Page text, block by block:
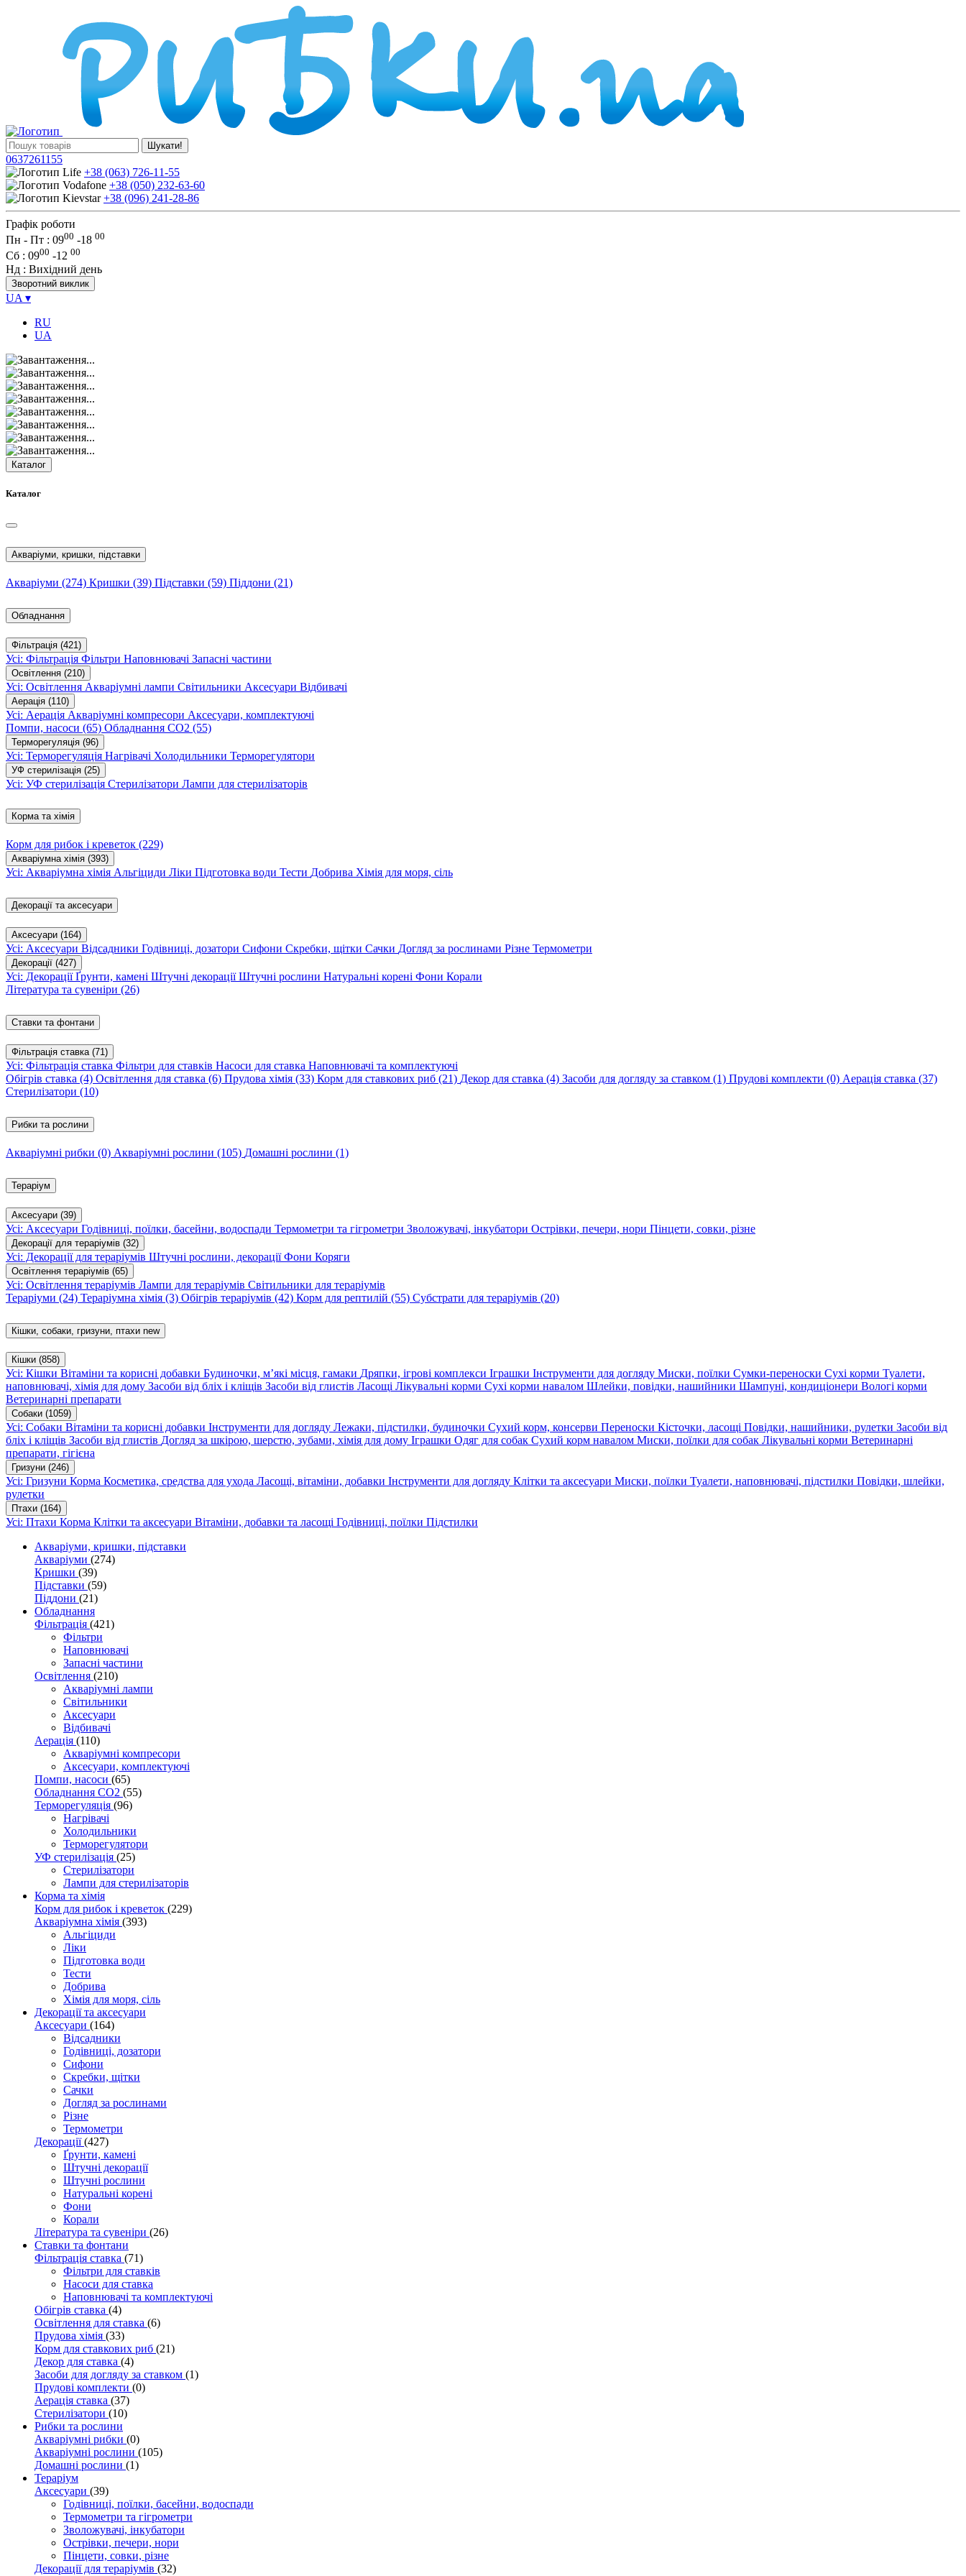
Шукати!
0637261155
+38 (063) 726-11-55
+38 (050) 232-63-60
+38 (096) 241-28-86
Графік роботи
Пн - Пт : 0900 -18 00
Сб : 0900 -12 00
Нд : Вихідний день
Зворотний виклик
UA ▾
RU
UA
Каталог
Каталог
Акваріуми, кришки, підставки
Акваріуми (274) Кришки (39) Підставки (59) Піддони (21)
Обладнання
Фільтрація (421)
Усі: Фільтрація Фільтри Наповнювачі Запасні частини
Освітлення (210)
Усі: Освітлення Акваріумні лампи Світильники Аксесуари Відбивачі
Аерація (110)
Усі: Аерація Акваріумні компресори Аксесуари, комплектуючі
Помпи, насоси (65) Обладнання CO2 (55)
Терморегуляція (96)
Усі: Терморегуляція Нагрівачі Холодильники Терморегулятори
УФ стерилізація (25)
Усі: УФ стерилізація Стерилізатори Лампи для стерилізаторів
Корма та хімія
Корм для рибок і креветок (229)
Акваріумна хімія (393)
Усі: Акваріумна хімія Альгіциди Ліки Підготовка води Тести Добрива Хімія для моря, сіль
Декорації та аксесуари
Аксесуари (164)
Усі: Аксесуари Відсадники Годівниці, дозатори Сифони Скребки, щітки Сачки Догляд за рослинами Різне Термометри
Декорації (427)
Усі: ДекораціїҐрунти, камені Штучні декораціїШтучні рослини Натуральні корені Фони Корали
Література та сувеніри (26)
Ставки та фонтани
Фільтрація ставка (71)
Усі: Фільтрація ставка Фільтри для ставків Насоси для ставка Наповнювачі та комплектуючі
Обігрів ставка (4) Освітлення для ставка (6) Прудова хімія (33) Корм для ставкових риб (21) Декор для ставка (4) Засоби для догляду за ставком (1) Прудові комплекти (0) Аерація ставка (37)
Стерилізатори (10)
Рибки та рослини
Акваріумні рибки (0) Акваріумні рослини (105) Домашні рослини (1)
Тераріум
Аксесуари (39)
Усі: Аксесуари Годівниці, поїлки, басейни, водоспади Термометри та гігрометри Зволожувачі, інкубатори Острівки, печери, нори Пінцети, совки, різне
Декорації для тераріумів (32)
Усі: Декорації для тераріумів Штучні рослини, декораціїФони Коряги
Освітлення тераріумів (65)
Усі: Освітлення тераріумів Лампи для тераріумів Світильники для тераріумів
Тераріуми (24) Тераріумна хімія (3) Обігрів тераріумів (42) Корм для рептилій (55) Субстрати для тераріумів (20)
Кішки, собаки, гризуни, птахи new
Кішки (858)
Усі: Кішки Вітаміни та корисні добавки Будиночки, м’які місця, гамаки Дряпки, ігрові комплекси Іграшки Інструменти для догляду Миски, поїлки Сумки-переноски Сухі корми Туалети,
наповнювачі, хімія для дому Засоби від бліх і кліщів Засоби від глистів Ласощі Лікувальні корми Сухі корми навалом Шлейки, повідки, нашийники Шампуні, кондиціонери Вологі корми
Ветеринарні препарати
Собаки (1059)
Усі: Собаки Вітаміни та корисні добавки Інструменти для догляду Лежаки, підстилки, будиночки Сухий корм, консерви Переноски Кісточки, ласощі Повідки, нашийники, рулетки Засоби від
бліх і кліщів Засоби від глистів Догляд за шкірою, шерстю, зубами, хімія для дому Іграшки Одяг для собак Сухий корм навалом Миски, поїлки для собак Лікувальні корми Ветеринарні
препарати, гігієна
Гризуни (246)
Усі: Гризуни Корма Косметика, средства для ухода Ласощі, вітаміни, добавки Інструменти для догляду Клітки та аксесуари Миски, поїлки Туалети, наповнювачі, підстилки Повідки, шлейки,
рулетки
Птахи (164)
Усі: Птахи Корма Клітки та аксесуари Вітаміни, добавки та ласощі Годівниці, поїлки Підстилки
Акваріуми, кришки, підставки
Акваріуми (274)
Кришки (39)
Підставки (59)
Піддони (21)
Обладнання
Фільтрація (421)
Фільтри
Наповнювачі
Запасні частини
Освітлення (210)
Акваріумні лампи
Світильники
Аксесуари
Відбивачі
Аерація (110)
Акваріумні компресори
Аксесуари, комплектуючі
Помпи, насоси (65)
Обладнання CO2 (55)
Терморегуляція (96)
Нагрівачі
Холодильники
Терморегулятори
УФ стерилізація (25)
Стерилізатори
Лампи для стерилізаторів
Корма та хімія
Корм для рибок і креветок (229)
Акваріумна хімія (393)
Альгіциди
Ліки
Підготовка води
Тести
Добрива
Хімія для моря, сіль
Декорації та аксесуари
Аксесуари (164)
Відсадники
Годівниці, дозатори
Сифони
Скребки, щітки
Сачки
Догляд за рослинами
Різне
Термометри
Декорації(427)
Ґрунти, камені
Штучні декорації
Штучні рослини
Натуральні корені
Фони
Корали
Література та сувеніри (26)
Ставки та фонтани
Фільтрація ставка (71)
Фільтри для ставків
Насоси для ставка
Наповнювачі та комплектуючі
Обігрів ставка (4)
Освітлення для ставка (6)
Прудова хімія (33)
Корм для ставкових риб (21)
Декор для ставка (4)
Засоби для догляду за ставком (1)
Прудові комплекти (0)
Аерація ставка (37)
Стерилізатори (10)
Рибки та рослини
Акваріумні рибки (0)
Акваріумні рослини (105)
Домашні рослини (1)
Тераріум
Аксесуари (39)
Годівниці, поїлки, басейни, водоспади
Термометри та гігрометри
Зволожувачі, інкубатори
Острівки, печери, нори
Пінцети, совки, різне
Декорації для тераріумів (32)